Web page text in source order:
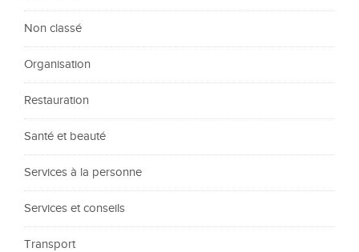
Non classé
Organisation
Restauration
Santé et beauté
Services à la personne
Services et conseils
Transport